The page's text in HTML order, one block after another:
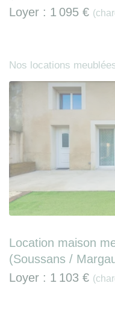
Loyer : 1 095 €
Nos locations
Location maison
(Soussans /
Loyer : 1 103 €